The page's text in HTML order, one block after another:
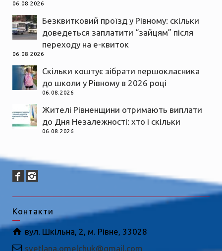
06.08.2026
Безквитковий проїзд у Рівному: скільки
доведеться заплатити “зайцям” після
переходу на е-квиток
06.08.2026
Скільки коштує зібрати першокласника
до школи у Рівному в 2026 році
06.08.2026
Жителі Рівненщини отримають виплати
до Дня Незалежності: хто і скільки
06.08.2026
Контакти
вул. Шкільна, 2, м. Рівне, 33028
svetlana.omelchuk@gmail.com